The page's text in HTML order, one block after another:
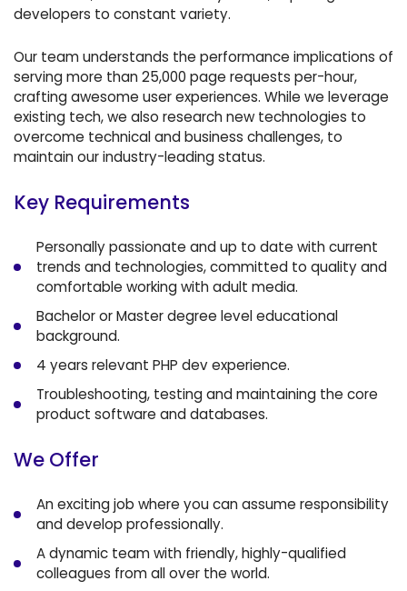
developers to constant variety.
Our team understands the performance implications of
serving more than 25,000 page requests per-hour,
crafting awesome user experiences. While we leverage
existing tech, we also research new technologies to
overcome technical and business challenges, to
maintain our industry-leading status.
Key Requirements
Personally passionate and up to date with current
trends and technologies, committed to quality and
comfortable working with adult media.
Bachelor or Master degree level educational
background.
4 years relevant PHP dev experience.
Troubleshooting, testing and maintaining the core
product software and databases.
We Offer
An exciting job where you can assume responsibility
and develop professionally.
A dynamic team with friendly, highly-qualified
colleagues from all over the world.